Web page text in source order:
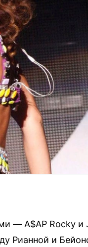
— A$AP Rocky и
Рианной и